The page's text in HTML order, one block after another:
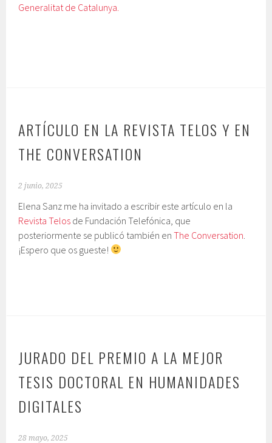
Generalitat de Catalunya.
ARTÍCULO EN LA REVISTA TELOS Y EN
THE CONVERSATION
2 junio, 2025
Elena Sanz me ha invitado a escribir este artículo en la
Revista Telos de Fundación Telefónica, que
posteriormente se publicó también enThe Conversation
¡Espero que os gueste!
JURADO DEL PREMIO A LA MEJOR
TESIS DOCTORAL EN HUMANIDADES
DIGITALES
28 mayo, 2025